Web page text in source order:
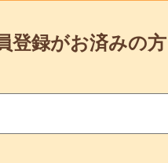
登録がお済みの方